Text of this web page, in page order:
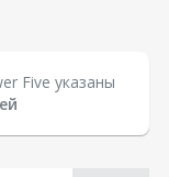
Five указаны